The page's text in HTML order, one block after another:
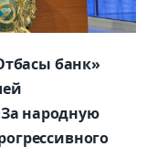
банк»
народную